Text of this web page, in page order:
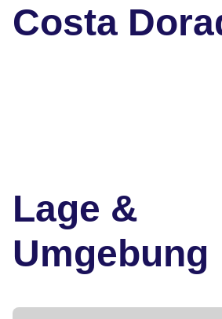
Costa
Lage &
Umgebung